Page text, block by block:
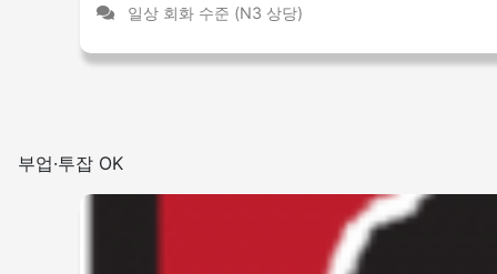
일상 회화 수준 (N3 상당)
부업·투잡 OK